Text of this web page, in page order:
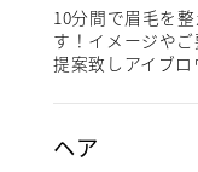
10分間で眉毛を
す！イメージや
提案致しアイブロ
ヘア